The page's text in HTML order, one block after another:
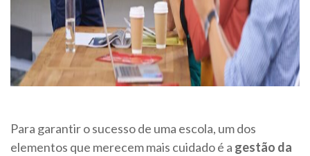
Para garantir o sucesso de uma escola, um dos
elementos que merecem mais cuidado é a gestão da